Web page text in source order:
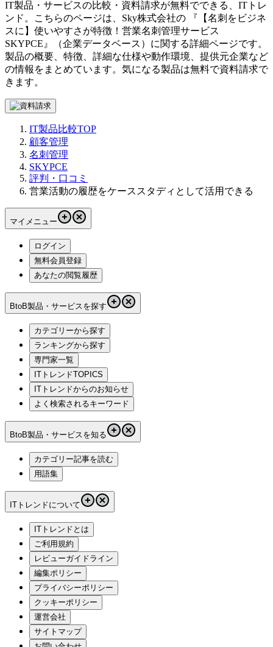
IT製品・サービスの比較・資料請求が無料でできる、ITトレ
ンド。こちらのページは、 Sky株式会社の 『 【名刺をビジネ
スに】使いやすさが特徴！営業名刺管理サービス
SKYPCE』（企業データベース ）に関する詳細ページです。
製品の概要、特徴、詳細な仕様や動作環境、提供元企業など
の情報をまとめています。気になる製品は無料で資料請求で
きます。
IT製品比較TOP
顧客管理
名刺管理
SKYPCE
評判・口コミ
営業活動の履歴をケーススタディとして活用できる
マイメニュー
ログイン
無料会員登録
あなたの閲覧履歴
BtoB製品・サービスを探す
カテゴリーから探す
ランキングから探す
専門家一覧
ITトレンドTOPICS
ITトレンドからのお知らせ
よく検索されるキーワード
BtoB製品・サービスを知る
カテゴリー記事を読む
用語集
ITトレンドについて
ITトレンドとは
ご利用規約
レビューガイドライン
編集ポリシー
プライバシーポリシー
クッキーポリシー
運営会社
サイトマップ